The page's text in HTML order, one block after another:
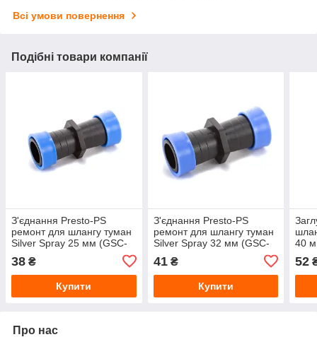
Всі умови повернення
Подібні товари компанії
З'єднання Presto-PS
ремонт для шлангу туман
Silver Spray 25 мм (GSC-
38 ₴
Купити
З'єднання Presto-PS
ремонт для шлангу туман
Silver Spray 32 мм (GSC-
41₴
Купити
40
52
Про нас